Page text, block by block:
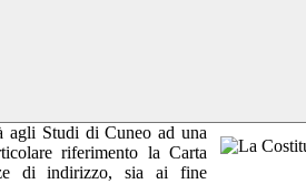
agli Studi di Cuneo ad una
riferimento la Carta
di indirizzo, sia ai fine